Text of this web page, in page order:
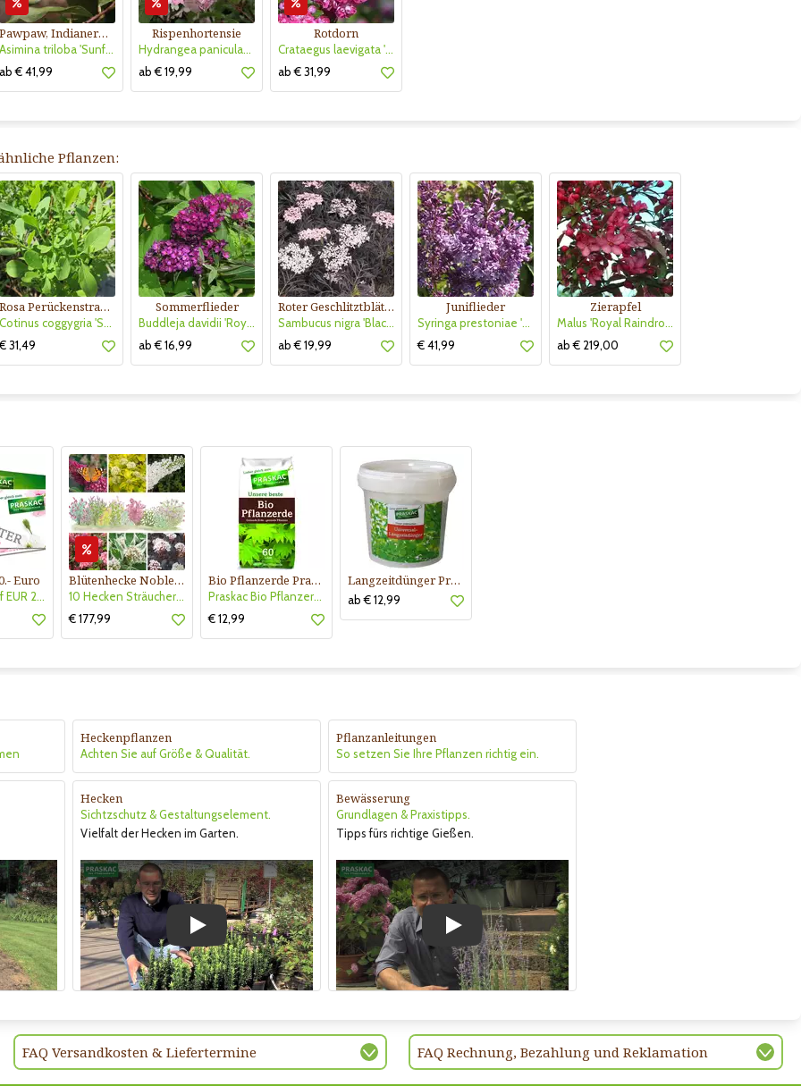
Pawpaw, Indianerbanane
Asimina triloba 'Sunflower'
ab € 41,99
Rispenhortensie
Hydrangea paniculata 'Vanille Fraise'
ab € 19,99
Rotdorn
Crataegus laevigata 'Pauls Scarlet'
ab € 31,99
Pflanzen:
Rosa Perückenstrauch
Cotinus coggygria 'Smokey Joe'
€ 31,49
Sommerflieder
Buddleja davidii 'Royal Red'
ab € 16,99
Roter Geschlitztblättriger Holunder
Sambucus nigra 'Black Lace'
ab € 19,99
Juniflieder
Syringa prestoniae 'Royalty'
€ 41,99
Zierapfel
Malus 'Royal Raindrops'
ab € 219,00
Euro
Gutscheinkauf EUR 20.-
Blütenhecke Nobless-Kollektion Nr. 402
10 Hecken Sträucher - für 10 lfm Blütenhecke - Blühend März - Oktober
€ 177,99
Bio Pflanzerde Praskac
Praskac Bio Pflanzerde
€ 12,99
Langzeitdünger Praskac
ab € 12,99
Heckenpflanzen
Achten Sie auf Größe & Qualität.
Pflanzanleitungen
So setzen Sie Ihre Pflanzen richtig ein.
Hecken
Sichtzschutz & Gestaltungselement.
Vielfalt der Hecken im Garten.
Play
Bewässerung
Grundlagen & Praxistipps.
Tipps fürs richtige Gießen.
Play
FAQ Versandkosten & Liefertermine FAQ Rechnung, Bezahlung und Reklamation